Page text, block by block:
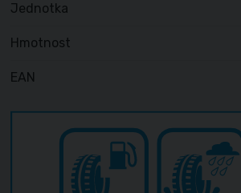
Jednotka
Hmotnost
EAN